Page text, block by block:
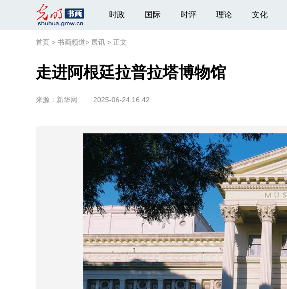
时政 国际 时评 理论 文化
首页 > 书画频道> 展讯 > 正文
走进阿根廷拉普拉塔博物馆
来源： 新华网 2025-06-24 16:42